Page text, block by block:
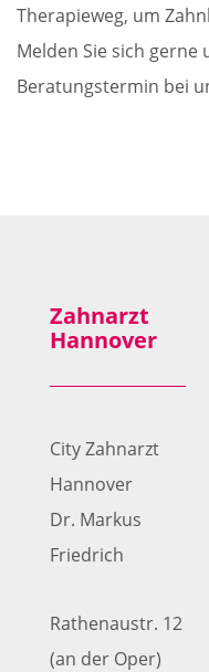
Therapieweg, um
Melden Sie sich gerne
Beratungstermin bei
Zahnarzt
Hannover
City Zahnarzt
Hannover
Dr. Markus
Friedrich
Rathenaustr. 12
(an der Oper)